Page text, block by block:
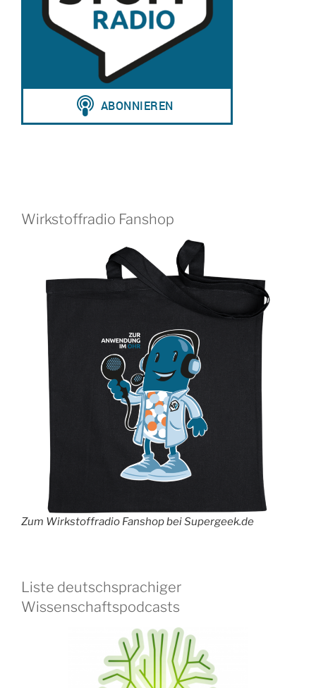
Wirkstoffradio Fanshop
Zum Wirkstoffradio Fanshop bei Supergeek.de
Liste deutschsprachiger
Wissenschaftspodcasts